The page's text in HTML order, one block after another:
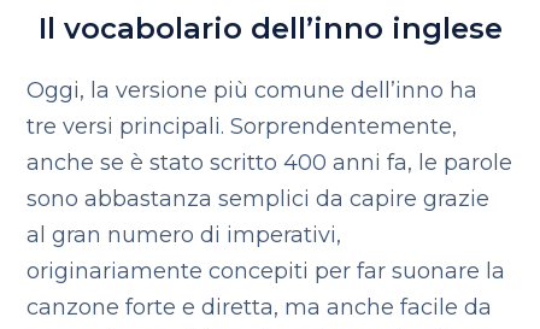
Il vocabolario dell’inno inglese
Oggi, la versione più comune dell’inno ha
tre versi principali. Sorprendentemente,
anche se è stato scritto 400 anni fa, le parole
sono abbastanza semplici da capire grazie
al gran numero di imperativi,
originariamente concepiti per far suonare la
canzone forte e diretta, ma anche facile da